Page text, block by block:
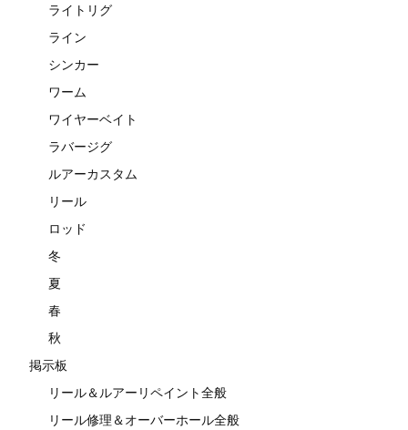
ライトリグ
ライン
シンカー
ワーム
ワイヤーベイト
ラバージグ
ルアーカスタム
リール
ロッド
冬
夏
春
秋
掲示板
リール＆ルアーリペイント全般
リール修理＆オーバーホール全般